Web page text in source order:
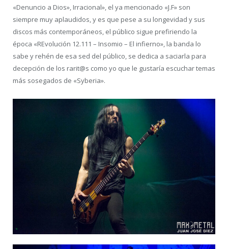
«Denuncio a Dios», Irracional», el ya mencionado «J.F» son
siempre muy aplaudidos, y es que pese a su longevidad y sus
discos más contemporáneos, el público sigue prefiriendo la
época «REvolución 12.111 – Insomio – El infierno», la banda lo
sabe y rehén de esa sed del público, se dedica a saciarla para
decepción de los rarit@s como yo que le gustaría escuchar temas
más sosegados de «Syberia».